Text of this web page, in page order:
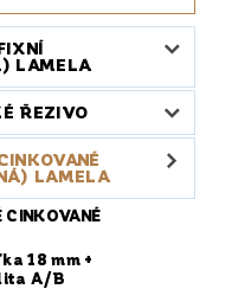
LAMELA
ŘEZIVO
LAMELA
CINKOVANÉ
18 mm +
A/B